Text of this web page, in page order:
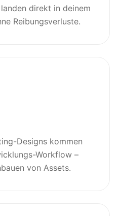
direkt in deinem
Reibungsverluste.
Designs kommen
Workflow –
von Assets.